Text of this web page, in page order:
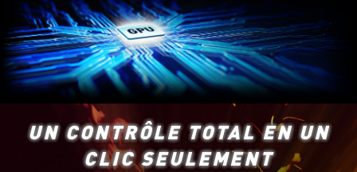
UN CONTRÔLE TOTAL EN UN
CLIC SEULEMENT